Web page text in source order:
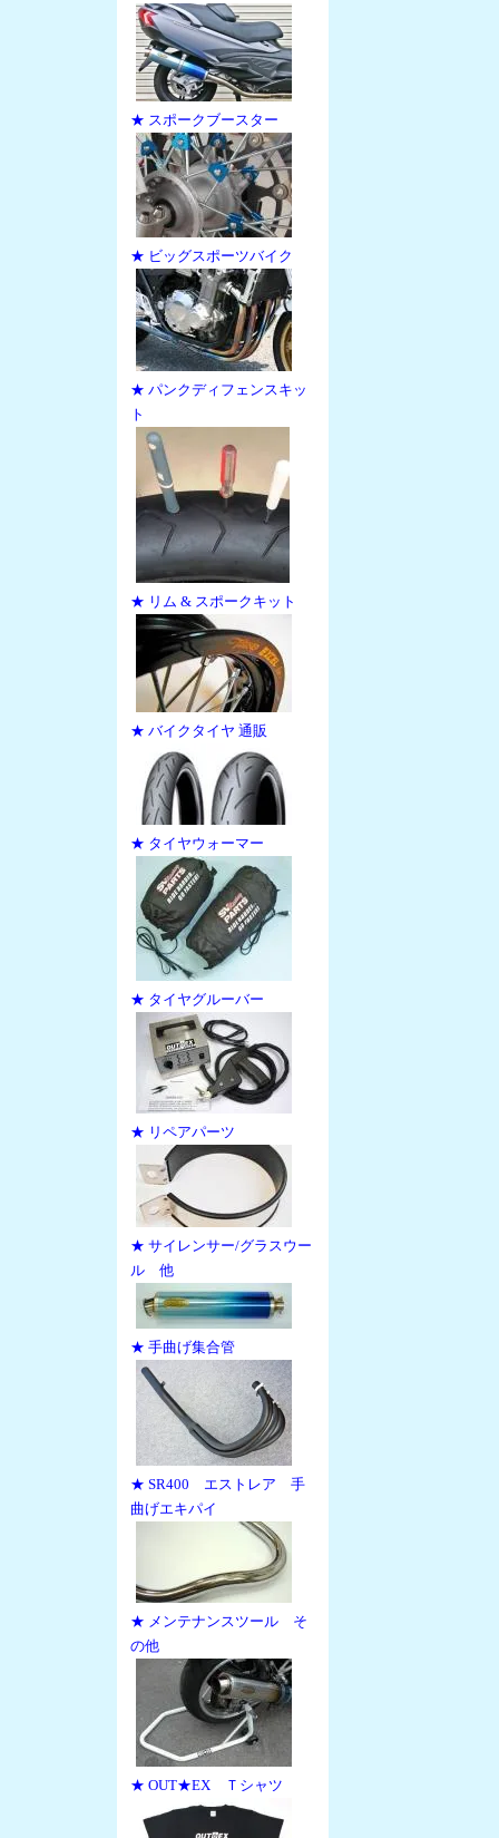
★ スポークブースター
★ ビッグスポーツバイク
★ パンクディフェンスキッ
ト
★ リム & スポークキット
★ バイクタイヤ 通販
★ タイヤウォーマー
★ タイヤグルーバー
★ リペアパーツ
★ サイレンサー/グラスウー
ル 他
★ 手曲げ集合管
★ SR400 エストレア 手
曲げエキパイ
★ メンテナンスツール そ
の他
★ OUT★EX Ｔシャツ